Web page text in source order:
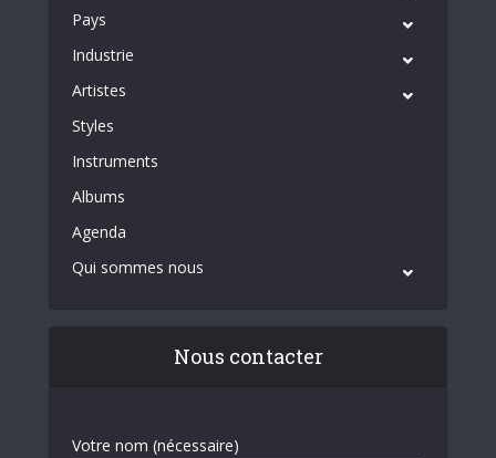
Pays
Industrie
Artistes
Styles
Instruments
Albums
Agenda
Qui sommes nous
Nous contacter
Votre nom (nécessaire)